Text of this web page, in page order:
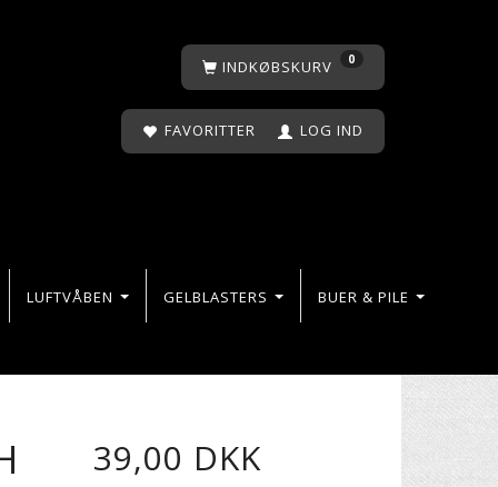
INDKØBSKURV 0
FAVORITTER LOG IND
LUFTVÅBEN GELBLASTERS BUER & PILE
39,00 DKK